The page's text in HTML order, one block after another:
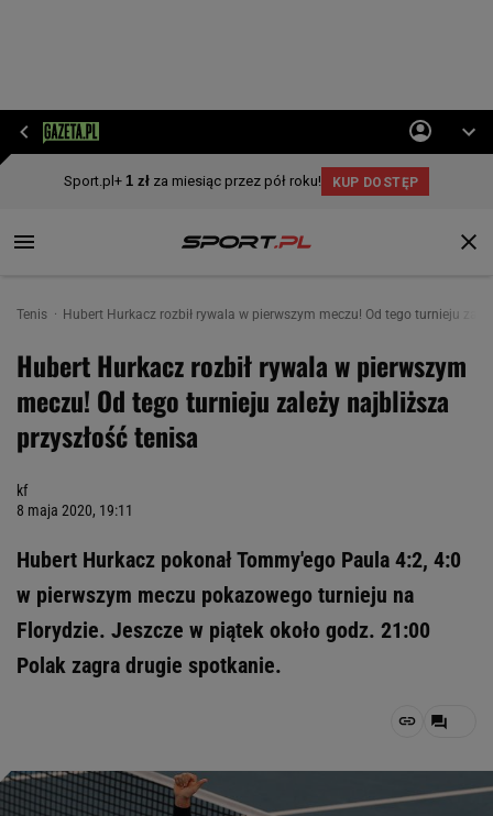
Tenis Hubert Hurkacz rozbił rywala w pierwszym meczu! Od tego turnieju
Hubert Hurkacz rozbił rywala w pierwszym
meczu! Od tego turnieju zależy najbliższa
przyszłość tenisa
kf
8 maja 2020, 19:11
Hubert Hurkacz pokonał Tommy'ego Paula 4:2, 4:0
w pierwszym meczu pokazowego turnieju na
Florydzie. Jeszcze w piątek około godz. 21:00
Polak zagra drugie spotkanie.